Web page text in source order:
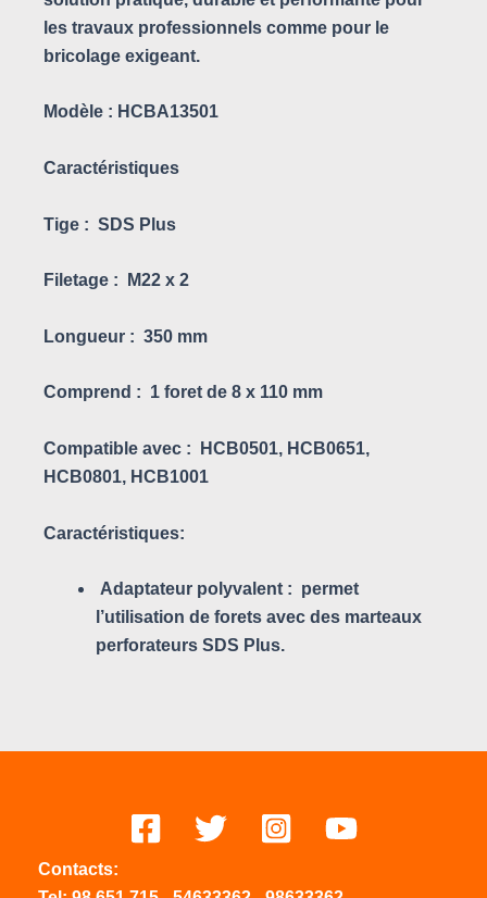
les travaux professionnels comme pour le
bricolage exigeant.
Modèle : HCBA13501
Caractéristiques
Tige : SDS Plus
Filetage : M22 x 2
Longueur : 350 mm
Comprend : 1 foret de 8 x 110 mm
Compatible avec : HCB0501, HCB0651,
HCB0801, HCB1001
Caractéristiques:
Adaptateur polyvalent : permet
l’utilisation de forets avec des marteaux
perforateurs SDS Plus.
Contacts: